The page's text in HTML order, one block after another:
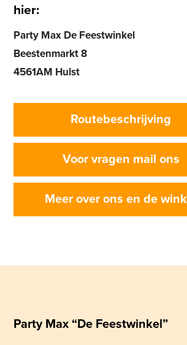
hier:
Party Max De Feestwinkel
Beestenmarkt 8
4561AM Hulst
Routebeschrijving
Voor vragen mail ons
Meer over ons en de
Party Max “De Feestwinkel”